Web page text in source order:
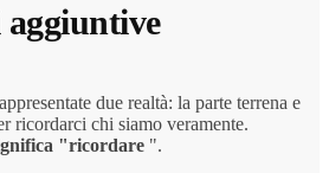
due realtà: la parte terrena e
ricordarci chi siamo veramente.
"ricordare ".